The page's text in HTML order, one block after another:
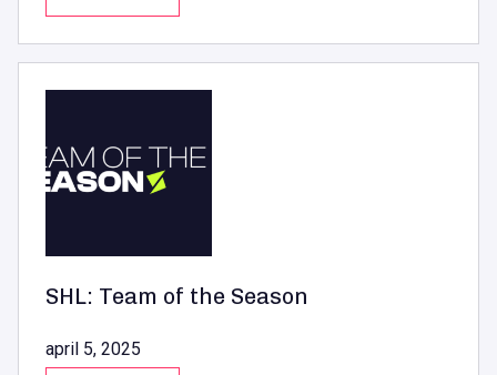
SHL: Team of the Season
april 5, 2025